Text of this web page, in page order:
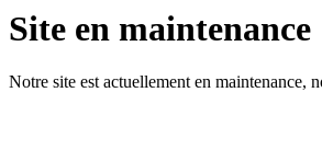
Site en maintenance
Notre site est actuellement en maintenance,